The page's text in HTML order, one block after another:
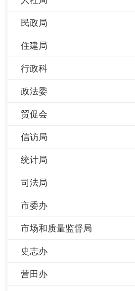
民政局
住建局
行政科
政法委
贸促会
信访局
统计局
司法局
市委办
市场和质量监督局
史志办
营田办